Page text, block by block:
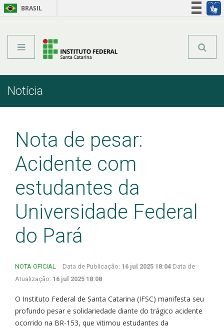
BRASIL
NotíciaInício
Nota de pesar:
Acidente com
estudantes da
Universidade Federal
do Pará
NOTA OFICIAL Data de Publicação: 16 jul 2025 18:04 Data de
Atualização: 16 jul 2025 18:08
O Instituto Federal de Santa Catarina (IFSC) manifesta seu
profundo pesar e solidariedade diante do trágico acidente
ocorrido na BR-153, que vitimou estudantes da